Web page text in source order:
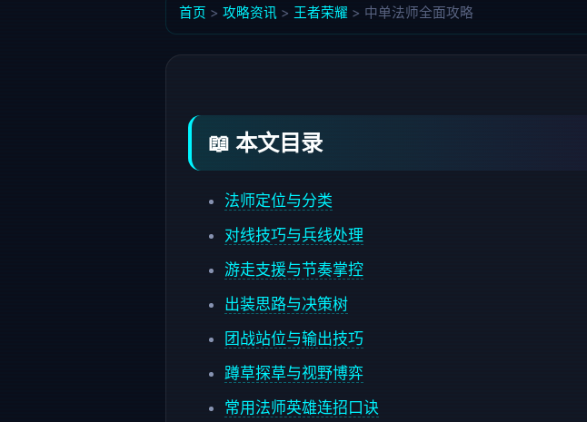
首页 > 攻略资讯 > 王者荣耀 > 中单法师全面攻略
📖 本文目录
法师定位与分类
对线技巧与兵线处理
游走支援与节奏掌控
出装思路与决策树
团战站位与输出技巧
蹲草探草与视野博弈
常用法师英雄连招口诀